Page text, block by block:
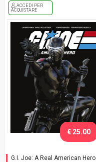
ACCEDI PER
ACQUISTARE
G.I. Joe: A Real American Hero
€ 25.00